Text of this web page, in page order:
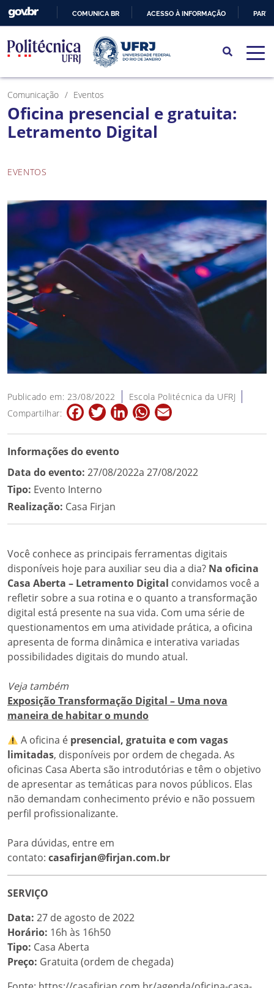
PARA
O
CONTEÚDO
COMUNICA BR ACESSO À INFORMAÇÃO
Comunicação Eventos
Oficina presencial e gratuita:
Letramento Digital
EVENTOS
Publicado em: 23/08/2022
Escola Politécnica da UFRJ
Compartilhar:
FacebookTwitterLinkedInWhatsApp
Informações do evento
Data do evento: 27/08/2022a 27/08/2022
Tipo: Evento Interno
Realização: Casa Firjan
Você conhece as principais ferramentas digitais
disponíveis hoje para auxiliar seu dia a dia? Na oficina
Casa Aberta – Letramento Digital convidamos você a
refletir sobre a sua rotina e o quanto a transformação
digital está presente na sua vida. Com uma série de
questionamentos em uma atividade prática, a oficina
apresenta de forma dinâmica e interativa variadas
possibilidades digitais do mundo atual.
Veja também
Exposição Transformação Digital – Uma nova
maneira de habitar o mundo
A oficina é presencial, gratuita e com vagas
limitadas, disponíveis por ordem de chegada. As
oficinas Casa Aberta são introdutórias e têm o objetivo
de apresentar as temáticas para novos públicos. Elas
não demandam conhecimento prévio e não possuem
perfil profissionalizante.
Para dúvidas, entre em
contato: casafirjan@firjan.com.br
SERVIÇO
Data: 27 de agosto de 2022
Horário: 16h às 16h50
Tipo: Casa Aberta
Preço: Gratuita (ordem de chegada)